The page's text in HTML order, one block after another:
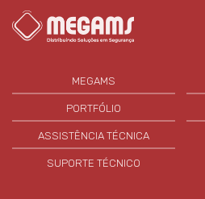
MEGAMS
PORTFÓLIO
ASSISTÊNCIA TÉCNICA
SUPORTE TÉCNICO